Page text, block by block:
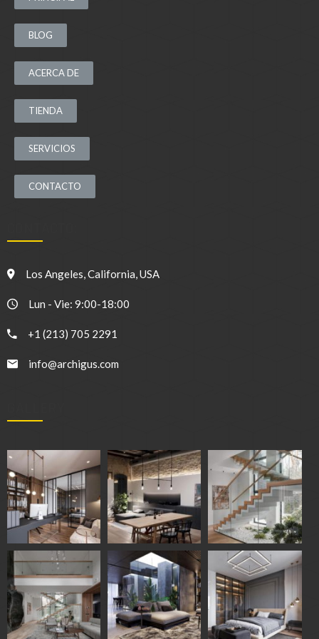
BLOG
ACERCA DE
TIENDA
SERVICIOS
CONTACTO
Los Angeles, California, USA
Lun - Vie: 9:00-18:00
+1 (213) 705 2291
info@archigus.com